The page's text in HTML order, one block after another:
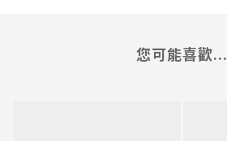
您可能喜歡...